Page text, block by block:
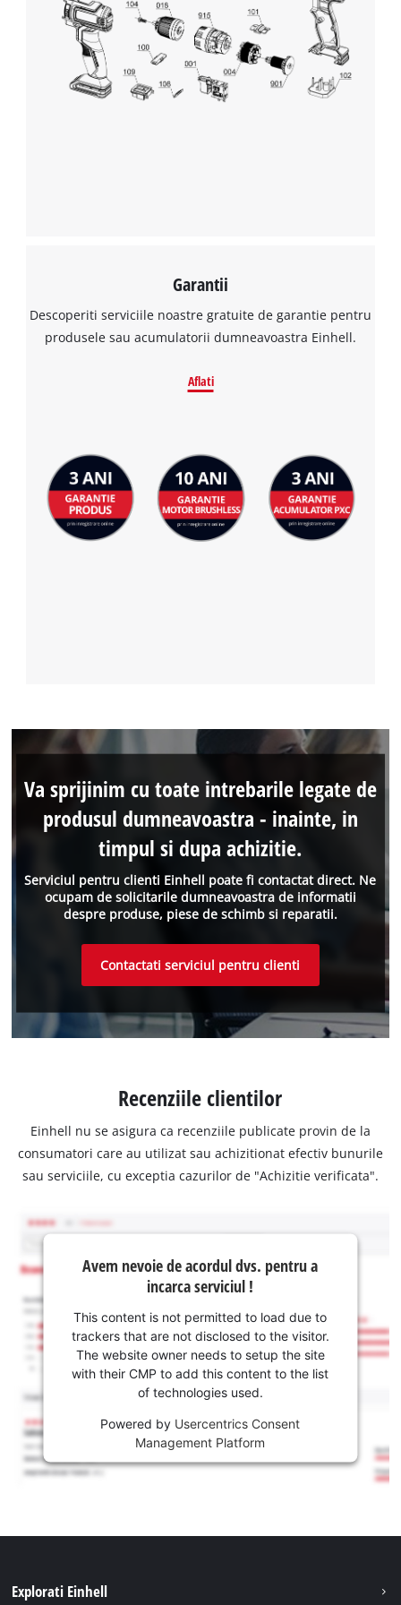
Garantii
Descoperiti serviciile noastre gratuite de garantie pentru
produsele sau acumulatorii dumneavoastra Einhell.
Aflati
Serviciul pentru clienti Einhell poate fi contactat direct. Ne
ocupam de solicitarile dumneavoastra de informatii
despre produse, piese de schimb si reparatii.
Va sprijinim cu toate intrebarile legate de
produsul dumneavoastra - inainte, in
timpul si dupa achizitie.
Contactati serviciul pentru clienti
Recenziile clientilor
Einhell nu se asigura ca recenziile publicate provin de la
consumatori care au utilizat sau achizitionat efectiv bunurile
sau serviciile, cu exceptia cazurilor de "Achizitie verificata".
Avem nevoie de acordul dvs. pentru a
incarca serviciul !
This content is not permitted to load due to
trackers that are not disclosed to the visitor.
The website owner needs to setup the site
with their CMP to add this content to the list
of technologies used.
Powered by Usercentrics Consent
Management Platform
Explorati Einhell